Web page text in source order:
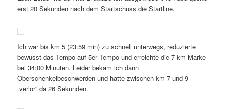
erst 20 Sekunden nach dem Startschuss die Startline.
Ich war bis km 5 (23:59 min) zu schnell unterwegs, reduzierte
bewusst das Tempo auf 5er Tempo und erreichte die 7 km Marke
bei 34:00 Minuten. Leider bekam ich dann
Oberschenkelbeschwerden und hatte zwischen km 7 und 9
„verlor“ da 26 Sekunden.